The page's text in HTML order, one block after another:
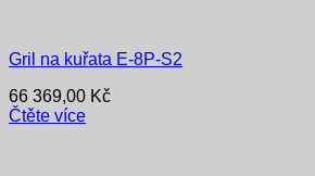
Gril na kuřata E-8P-S2
66 369,00 Kč
Čtěte více